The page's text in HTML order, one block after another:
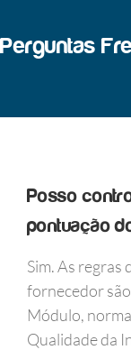
Perguntas
Posso
pontuação
Sim. As regras
fornecedor
Módulo,
Qualidade da